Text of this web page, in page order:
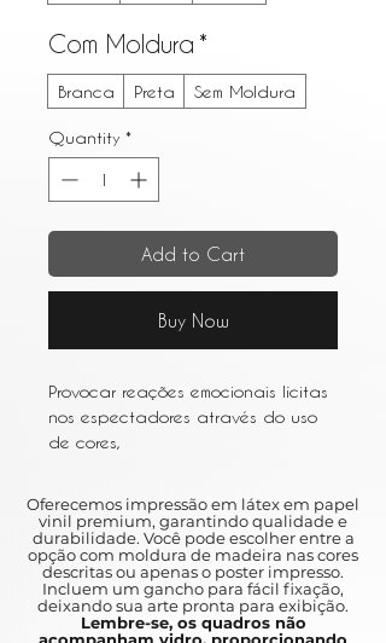
Com Moldura *
Branca Preta Sem Moldura
Quantity *
Add to Cart
Buy Now
Provocar reações emocionais lícitas
nos espectadores através do uso
de cores,
específicos da realidade.
To provoke licit emotional reactions
in viewers through the use of colors,
ines and shapes that do not
Oferecemos impressão em látex em papel
vinil premium, garantindo qualidade e
durabilidade. Você pode escolher entre a
opção com moldura de madeira nas cores
descritas ou apenas o poster impresso.
Incluem um gancho para fácil fixação,
deixando sua arte pronta para exibição.
Lembre-se, os quadros não